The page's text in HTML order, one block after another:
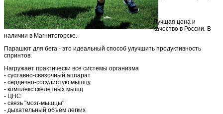
Лучшая цена и
качество в России. В
наличии в Магнитогорске.
Парашют для бега - это идеальный способ улучшить продуктивность
спринтов.
Нагружает практически все системы организма
- суставно-связочный аппарат
- сердечно-сосудистую мышцу
- комплекс скелетных мышц
- ЦНС
- связь "мозг-мышцы"
- дыхательный объем легких